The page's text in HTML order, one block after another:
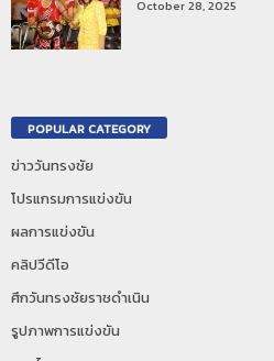
October 28, 2025
POPULAR CATEGORY
ข่าววันทรงชัย
โปรแกรมการแข่งขัน
ผลการแข่งขัน
คลิปวีดีโอ
ศึกวันทรงชัยราชดำเนิน
รูปภาพการแข่งขัน